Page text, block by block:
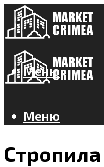
Меню
Меню